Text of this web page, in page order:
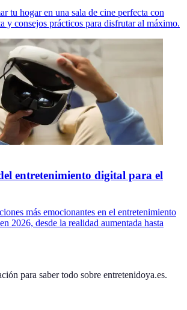
tu hogar en una sala de cine perfecta con
y consejos prácticos para disfrutar al máximo.
entretenimiento digital para el
más emocionantes en el entretenimiento
2026, desde la realidad aumentada hasta
para saber todo sobre entretenidoya.es.